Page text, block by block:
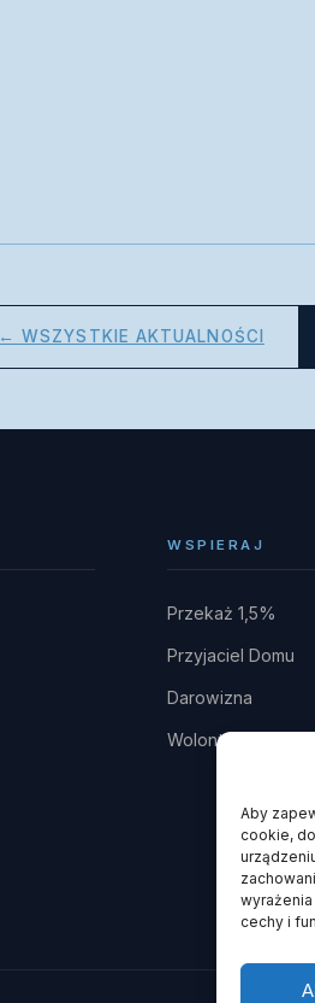
Aby
cookie,
cechy i
← WSZYSTKIE AKTUALNOŚCI
WSPIERAJ
Przekaż 1,5%
Przyjaciel Domu
Darowizna
Wolontariat